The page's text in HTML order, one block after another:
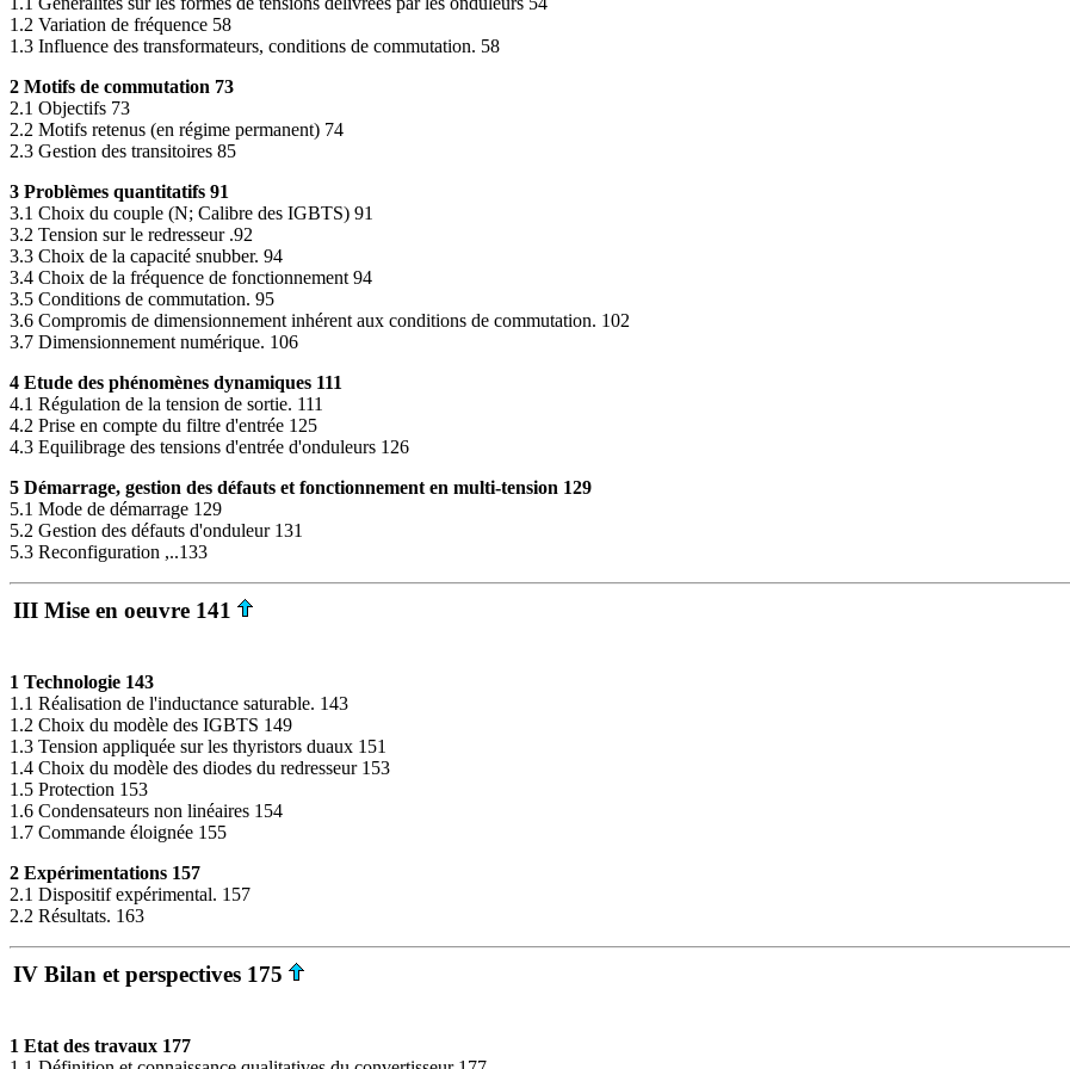
1.2 Variation de fréquence 58
1.3 Influence des transformateurs, conditions de commutation. 58
2 Motifs de commutation 73
2.1 Objectifs 73
2.2 Motifs retenus (en régime permanent) 74
2.3 Gestion des transitoires 85
3 Problèmes quantitatifs 91
3.1 Choix du couple (N; Calibre des IGBTS) 91
3.2 Tension sur le redresseur .92
3.3 Choix de la capacité snubber. 94
3.4 Choix de la fréquence de fonctionnement 94
3.5 Conditions de commutation. 95
3.6 Compromis de dimensionnement inhérent aux conditions de commutation. 102
3.7 Dimensionnement numérique. 106
4 Etude des phénomènes dynamiques 111
4.1 Régulation de la tension de sortie. 111
4.2 Prise en compte du filtre d'entrée 125
4.3 Equilibrage des tensions d'entrée d'onduleurs 126
5 Démarrage, gestion des défauts et fonctionnement en multi-tension 129
5.1 Mode de démarrage 129
5.2 Gestion des défauts d'onduleur 131
5.3 Reconfiguration ,..133
III Mise en oeuvre 141
1 Technologie 143
1.1 Réalisation de l'inductance saturable. 143
1.2 Choix du modèle des IGBTS 149
1.3 Tension appliquée sur les thyristors duaux 151
1.4 Choix du modèle des diodes du redresseur 153
1.5 Protection 153
1.6 Condensateurs non linéaires 154
1.7 Commande éloignée 155
2 Expérimentations 157
2.1 Dispositif expérimental. 157
2.2 Résultats. 163
IV Bilan et perspectives 175
1 Etat des travaux 177